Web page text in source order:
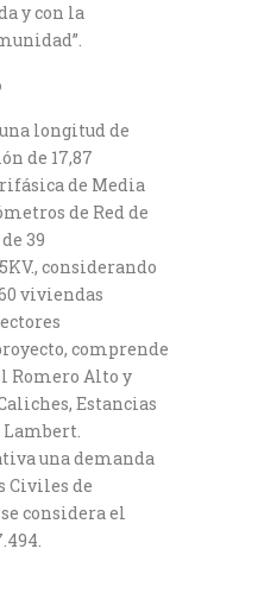
y con la
longitud de
de 17,87
de Media
de Red de
39
considerando
viviendas
comprende
Romero Alto y
Estancias
Lambert.
una demanda
Civiles de
se considera el